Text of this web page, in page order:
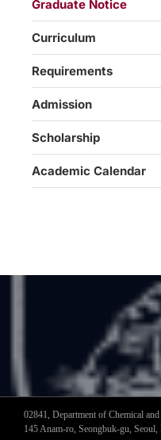
Graduate Notice
Curriculum
Requirements
Admission
Scholarship
Academic Calendar
02841, Department of Chemical
145 Anam-ro, Seongbuk-gu,